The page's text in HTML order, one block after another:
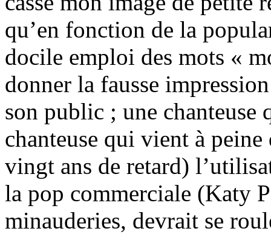
qu’en fonction de la
docile emploi des mots «
donner la fausse
son public ; une chanteuse
chanteuse qui vient à
vingt ans de retard)
la pop commerciale (Katy
minauderies, devrait se